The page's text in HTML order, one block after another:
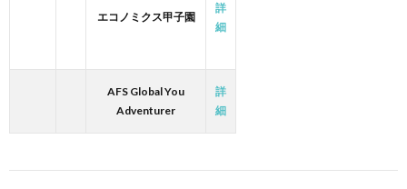
エコノミクス甲子園
詳
細
AFS Global You
Adventurer
詳
細